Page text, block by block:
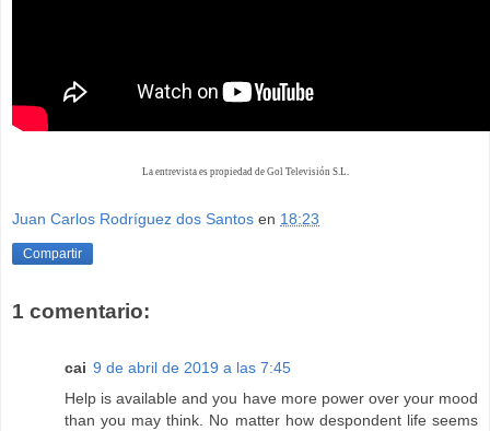
La entrevista es propiedad de Gol Televisión S.L.
Juan Carlos Rodríguez dos Santos en 18:23
Compartir
1 comentario:
cai 9 de abril de 2019 a las 7:45
Help is available and you have more power over your mood
than you may think. No matter how despondent life seems